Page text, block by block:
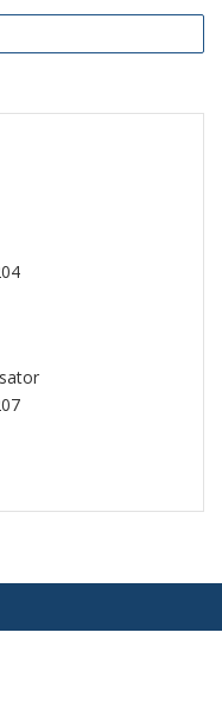
załatwiania spraw
z Biuletynu
z BIP, polityka
informacje o
BIP